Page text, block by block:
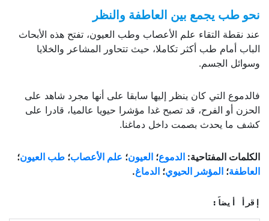
نحو طب يجمع بين العاطفة والنظر
عند نقطة التقاء علم الأعصاب وطب العيون، تفتح هذه الأبحاث
الباب أمام طب أكثر تكاملا، حيث تتحاور المشاعر والخلايا
وسوائل الجسم.
فالدموع التي كان ينظر إليها سابقا على أنها مجرد شاهد على
الحزن أو الفرح، قد تصبح غدا مؤشرا حيويا عالميا، قادرا على
كشف ما يحدث بصمت داخل دماغنا.
الكلمات المفتاحية: الدموع؛ العيون؛ علم الأعصاب؛ طب العيون؛
العاطفة؛ المؤشر الحيوي؛ الدماغ.
إقرأ أيضاً: